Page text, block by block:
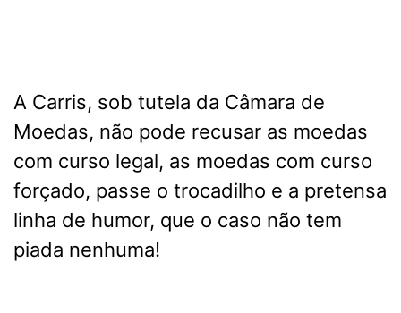
A Carris, sob tutela da Câmara de
Moedas, não pode recusar as moedas
com curso legal, as moedas com curso
forçado, passe o trocadilho e a pretensa
linha de humor, que o caso não tem
piada nenhuma!